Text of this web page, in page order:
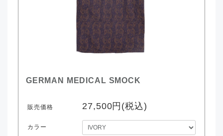
GERMAN MEDICAL SMOCK
販売価格 27,500円(税込)
カラー